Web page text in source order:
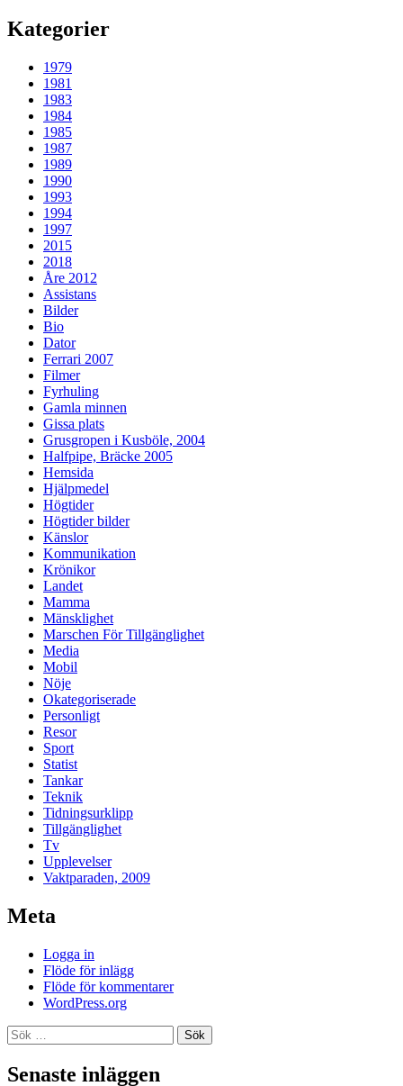
Kategorier
1979
1981
1983
1984
1985
1987
1989
1990
1993
1994
1997
2015
2018
Åre 2012
Assistans
Bilder
Bio
Dator
Ferrari 2007
Filmer
Fyrhuling
Gamla minnen
Gissa plats
Grusgropen i Kusböle, 2004
Halfpipe, Bräcke 2005
Hemsida
Hjälpmedel
Högtider
Högtider bilder
Känslor
Kommunikation
Krönikor
Landet
Mamma
Mänsklighet
Marschen För Tillgänglighet
Media
Mobil
Nöje
Okategoriserade
Personligt
Resor
Sport
Statist
Tankar
Teknik
Tidningsurklipp
Tillgänglighet
Tv
Upplevelser
Vaktparaden, 2009
Meta
Logga in
Flöde för inlägg
Flöde för kommentarer
WordPress.org
Sök
efter:
Senaste inläggen